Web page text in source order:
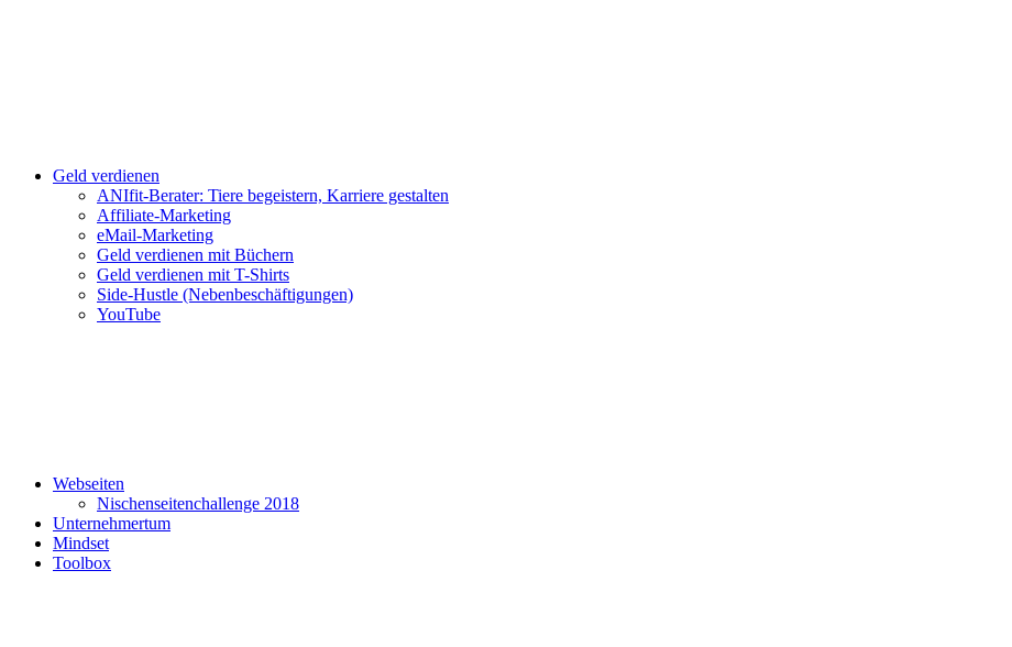
Geld verdienen
ANIfit-Berater: Tiere begeistern, Karriere gestalten
Affiliate-Marketing
eMail-Marketing
Geld verdienen mit Büchern
Geld verdienen mit T-Shirts
Side-Hustle (Nebenbeschäftigungen)
YouTube
Webseiten
Nischenseitenchallenge 2018
Unternehmertum
Mindset
Toolbox